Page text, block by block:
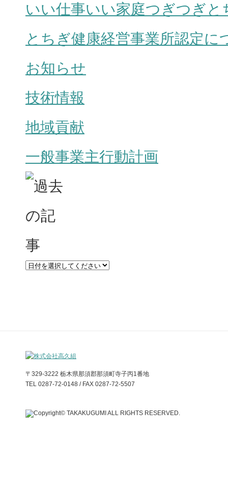
いい仕事いい家庭つぎつぎと
とちぎ健康経営事業所認定に
お知らせ
技術情報
地域貢献
一般事業主行動計画
〒329-3222 栃木県那須郡那須町寺子丙1番地
TEL 0287-72-0148 / FAX 0287-72-5507